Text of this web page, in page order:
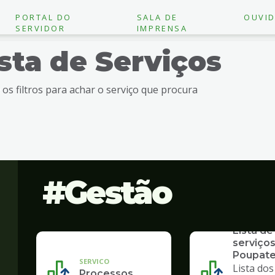
PORTAL DO
SERVIDOR
SALA DE
IMPRENSA
de Serviços
os filtros para achar o serviço que procura
Gestão
SERVICO
Lista de
Lista